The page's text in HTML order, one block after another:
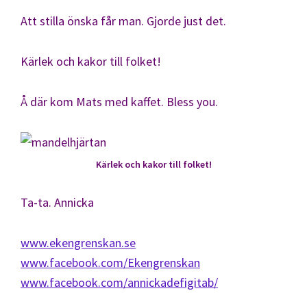
Att stilla önska får man. Gjorde just det.
Kärlek och kakor till folket!
Å där kom Mats med kaffet. Bless you.
Kärlek och kakor till folket!
Ta-ta. Annicka
www.ekengrenskan.se
www.facebook.com/Ekengrenskan
www.facebook.com/annickadefigitab/